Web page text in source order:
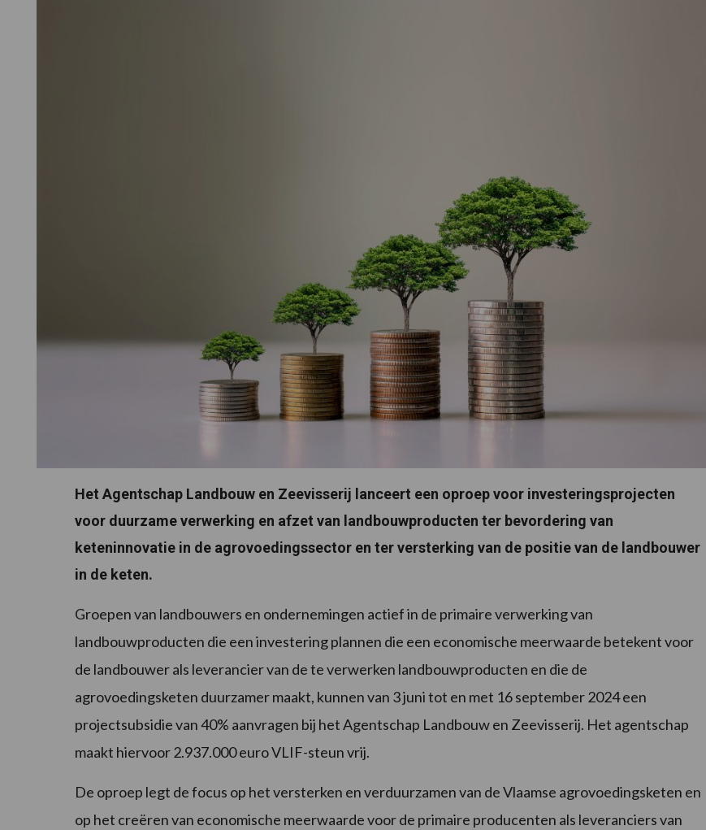
Het Agentschap Landbouw en Zeevisserij lanceert een oproep voor investeringsprojecten
voor duurzame verwerking en afzet van landbouwproducten ter bevordering van
keteninnovatie in de agrovoedingssector en ter versterking van de positie van de landbouwer
in de keten.
Groepen van landbouwers en ondernemingen actief in de primaire verwerking van
landbouwproducten die een investering plannen die een economische meerwaarde betekent voor
de landbouwer als leverancier van de te verwerken landbouwproducten en die de
agrovoedingsketen duurzamer maakt, kunnen van 3 juni tot en met 16 september 2024 een
projectsubsidie van 40% aanvragen bij het Agentschap Landbouw en Zeevisserij. Het agentschap
maakt hiervoor 2.937.000 euro VLIF-steun vrij.
De oproep legt de focus op het versterken en verduurzamen van de Vlaamse agrovoedingsketen en
op het creëren van economische meerwaarde voor de primaire producenten als leveranciers van